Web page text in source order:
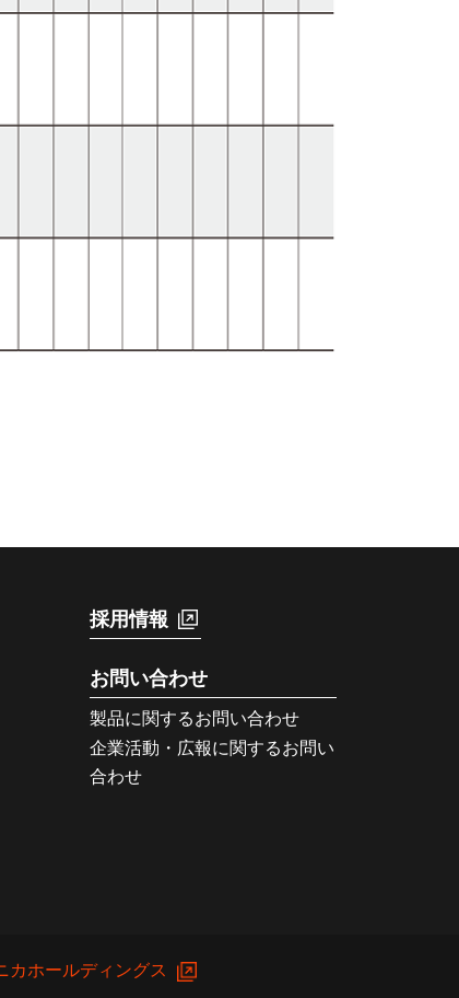
採用情報
お問い合わせ
製品に関するお問い合わせ
企業活動・広報に関するお問い
合わせ
カホールディングス